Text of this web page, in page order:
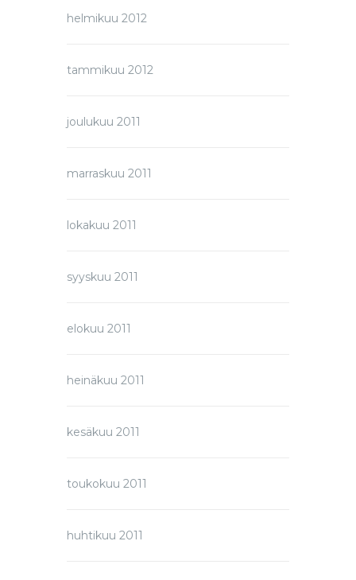
helmikuu 2012
tammikuu 2012
joulukuu 2011
marraskuu 2011
lokakuu 2011
syyskuu 2011
elokuu 2011
heinäkuu 2011
kesäkuu 2011
toukokuu 2011
huhtikuu 2011